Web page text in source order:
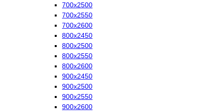
700х2500
700х2550
700х2600
800х2450
800х2500
800х2550
800х2600
900х2450
900х2500
900х2550
900х2600